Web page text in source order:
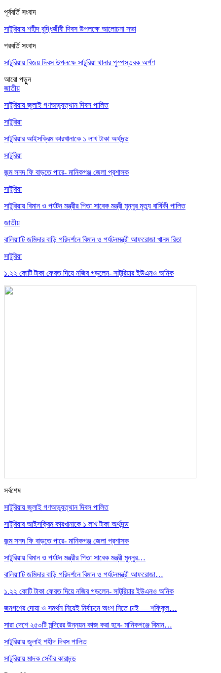
পূর্ববর্তি সংবাদ
সাটুরিয়ায় শহীদ বুদ্ধিজীবী দিবস উপলক্ষে আলোচনা সভা
পরবর্তি সংবাদ
সাটুরিয়ায় বিজয় দিবস উপলক্ষে সাটুরিয়া থানার পুস্পস্তবক অর্পণ
আরো পড়ুুন
জাতীয়
সাটুরিয়ায় জুলাই গণঅভ্যুত্থান দিবস পালিত
সাটুরিয়া
সাটুরিয়ার আইসক্রিম কারখানাকে ১ লাখ টাকা অর্থদন্ড
সাটুরিয়া
জন্ম সনদ ফি বাড়তে পারে- মানিকগঞ্জ জেলা প্রশাসক
সাটুরিয়া
সাটুরিয়ায় বিমান ও পর্যটন মন্ত্রীর পিতা সাবেক মন্ত্রী মুন্নুর মৃত্যু বার্ষিকী পালিত
জাতীয়
বালিয়াাটি জমিদার বাড়ি পরিদর্শনে বিমান ও পর্যটনমন্ত্রী আফরোজা খানম রিতা
সাটুরিয়া
১.২২ কোটি টাকা ফেরত দিয়ে নজির গড়লেন- সাটুরিয়ার ইউএনও অনিক
সর্বশেষ
সাটুরিয়ায় জুলাই গণঅভ্যুত্থান দিবস পালিত
সাটুরিয়ার আইসক্রিম কারখানাকে ১ লাখ টাকা অর্থদন্ড
জন্ম সনদ ফি বাড়তে পারে- মানিকগঞ্জ জেলা প্রশাসক
সাটুরিয়ায় বিমান ও পর্যটন মন্ত্রীর পিতা সাবেক মন্ত্রী মুন্নুর…
বালিয়াাটি জমিদার বাড়ি পরিদর্শনে বিমান ও পর্যটনমন্ত্রী আফরোজা…
১.২২ কোটি টাকা ফেরত দিয়ে নজির গড়লেন- সাটুরিয়ার ইউএনও অনিক
জনগণের দোয়া ও সমর্থন নিয়েই নির্বাচনে অংশ নিতে চাই — শফিকুল…
সারা দেশে ২৫০টি মন্দিরের উন্নয়ন কাজ করা হবে- মানিকগঞ্জে বিমান…
সাটুরিয়ায় জুলাই শহীদ দিবস পালিত
সাটুরিয়ায় মাদক সেবীর কারাদন্ড